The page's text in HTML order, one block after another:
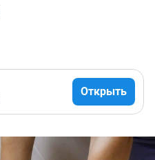
Открыть